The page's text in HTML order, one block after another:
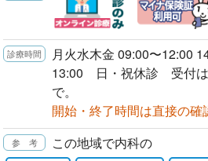
月火水木金 09:00〜12:00
13:00 日・祝休診 受付は
で。
開始・終了時間は直接の
この地域で内科の